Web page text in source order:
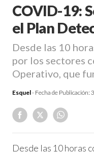
COVID-19:
el Plan
Desde las 10
por los sectores
Operativo, que
Esquel- Fecha de Publicación:
Desde las 10 horas